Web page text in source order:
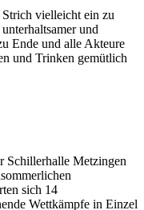
vielleicht ein zu
und
Ende und alle Akteure
und Trinken gemütlich
Schillerhalle Metzingen
sich 14
Wettkämpfe in Einzel